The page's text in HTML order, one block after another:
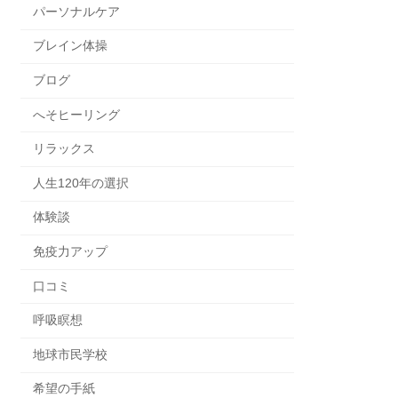
パーソナルケア
ブレイン体操
ブログ
へそヒーリング
リラックス
人生120年の選択
体験談
免疫力アップ
口コミ
呼吸瞑想
地球市民学校
希望の手紙